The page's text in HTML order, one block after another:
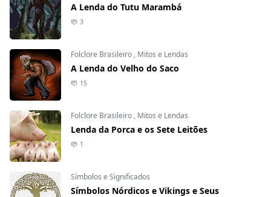
A Lenda do Tutu Marambá
3
Folclore Brasileiro , Mitos e Lendas
A Lenda do Velho do Saco
15
Folclore Brasileiro , Mitos e Lendas
Lenda da Porca e os Sete Leitões
1
Símbolos e Significados
Símbolos Nórdicos e Vikings e Seus